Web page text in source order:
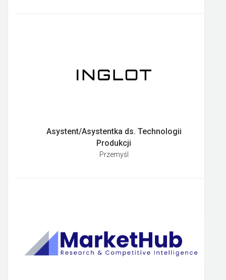
Asystent/Asystentka ds. Technologii
Produkcji
Przemyśl